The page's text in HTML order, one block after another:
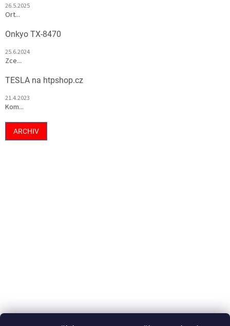
26.5.2025
Ort...
Onkyo TX-8470
25.6.2024
Zce...
TESLA na htpshop.cz
21.4.2023
Kom...
ARCHIV